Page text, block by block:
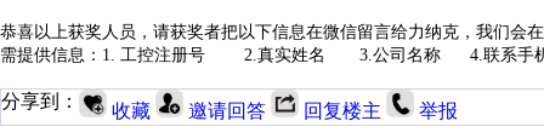
恭喜以上获奖人员，请获奖者把以下信息在微信留言给力纳克，我们会
需提供信息：1. 工控注册号 2.真实姓名 3.公司名称 4.联系手
分享到： 收藏 邀请回答 回复楼主 举报